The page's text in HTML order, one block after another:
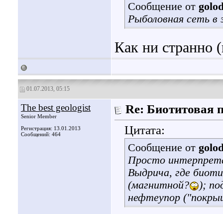
Сообщение от
Рыболовная сеть
Как ни странно
01.07.2013, 05:15
The best geologist
Senior Member
Регистрация: 13.01.2013
Сообщений: 464
Re: Биотитовая
Цитата:
Сообщение от
Просто
Выдрича, где
(магнитной?
);
нефтеупор